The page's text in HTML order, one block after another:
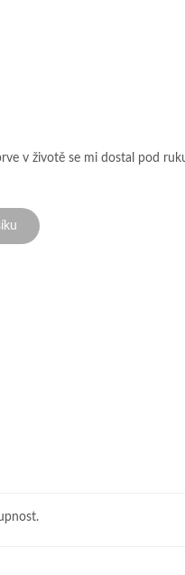
v životě se mi dostal pod